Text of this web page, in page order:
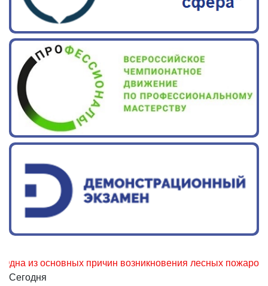
основных причин возникновения лесных пожаров, не
Сегодня